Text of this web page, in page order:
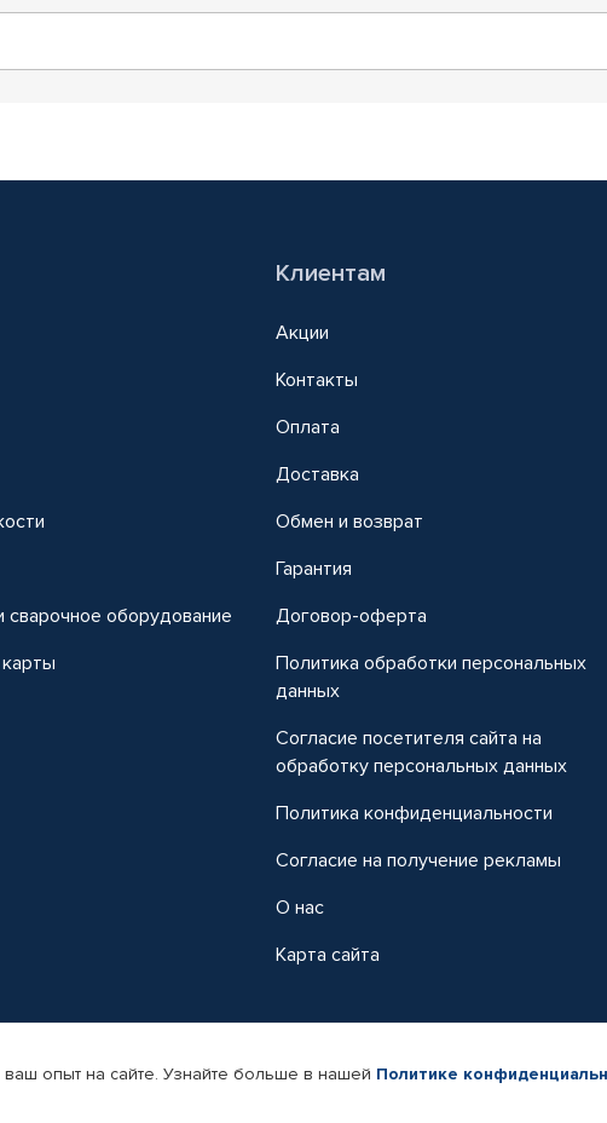
сварочное оборудование
Клиентам
Акции
Контакты
Оплата
Доставка
Обмен и возврат
Гарантия
Договор-оферта
Политика обработки персональных
данных
Согласие посетителя сайта на
обработку персональных данных
Политика конфиденциальности
Согласие на получение рекламы
О нас
Карта сайта
автомобильных товаров Автопрофи.
опыт на сайте. Узнайте больше в нашей Политике